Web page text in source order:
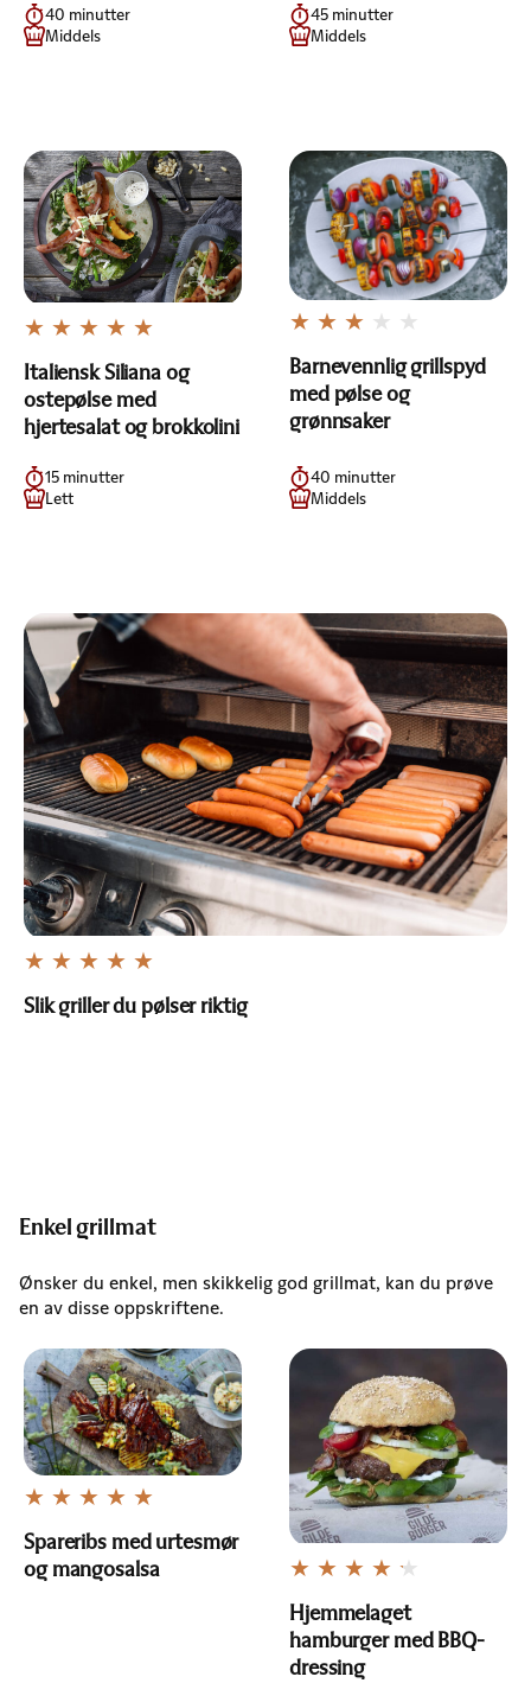
40 minutter
Middels
45 minutter
Middels
Italiensk Siliana og
ostepølse med
hjertesalat og brokkolini
15 minutter
Lett
Barnevennlig grillspyd
med pølse og
grønnsaker
40 minutter
Middels
Slik griller du pølser riktig
Enkel grillmat
Ønsker du enkel, men skikkelig god grillmat, kan du prøve
en av disse oppskriftene.
Spareribs med urtesmør
og mangosalsa
Hjemmelaget
hamburger med BBQ-
dressing